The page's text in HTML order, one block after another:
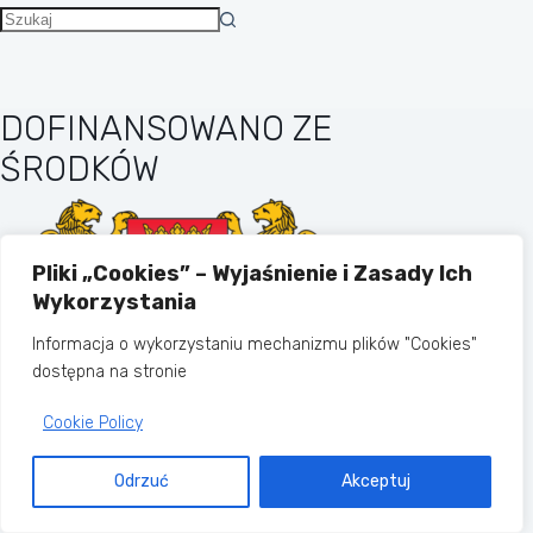
Pliki „Cookies” – Wyjaśnienie i Zasady Ich
Wykorzystania
Informacja o wykorzystaniu mechanizmu plików "Cookies"
dostępna na stronie
Cookie Policy
Odrzuć Akceptuj
DOFINANSOWANO ZE
ŚRODKÓW
MIASTO GDAŃSK
Copyright © 2026 - Motyw WordPress